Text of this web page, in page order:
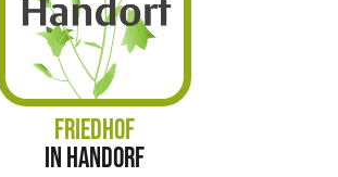
FRIEDHOF
IN HANDORF